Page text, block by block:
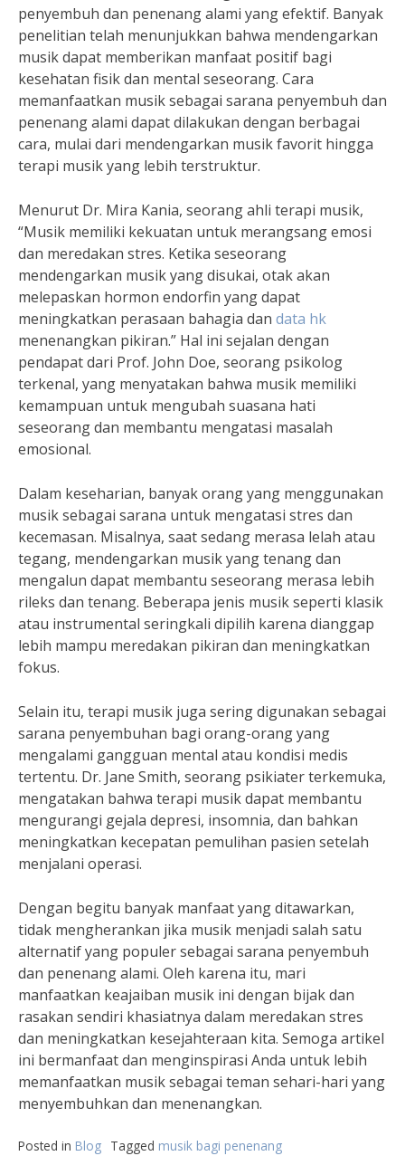
penyembuh dan penenang alami yang efektif. Banyak
penelitian telah menunjukkan bahwa mendengarkan
musik dapat memberikan manfaat positif bagi
kesehatan fisik dan mental seseorang. Cara
memanfaatkan musik sebagai sarana penyembuh dan
penenang alami dapat dilakukan dengan berbagai
cara, mulai dari mendengarkan musik favorit hingga
terapi musik yang lebih terstruktur.
Menurut Dr. Mira Kania, seorang ahli terapi musik,
“Musik memiliki kekuatan untuk merangsang emosi
dan meredakan stres. Ketika seseorang
mendengarkan musik yang disukai, otak akan
melepaskan hormon endorfin yang dapat
meningkatkan perasaan bahagia dan data hk
menenangkan pikiran.” Hal ini sejalan dengan
pendapat dari Prof. John Doe, seorang psikolog
terkenal, yang menyatakan bahwa musik memiliki
kemampuan untuk mengubah suasana hati
seseorang dan membantu mengatasi masalah
emosional.
Dalam keseharian, banyak orang yang menggunakan
musik sebagai sarana untuk mengatasi stres dan
kecemasan. Misalnya, saat sedang merasa lelah atau
tegang, mendengarkan musik yang tenang dan
mengalun dapat membantu seseorang merasa lebih
rileks dan tenang. Beberapa jenis musik seperti klasik
atau instrumental seringkali dipilih karena dianggap
lebih mampu meredakan pikiran dan meningkatkan
fokus.
Selain itu, terapi musik juga sering digunakan sebagai
sarana penyembuhan bagi orang-orang yang
mengalami gangguan mental atau kondisi medis
tertentu. Dr. Jane Smith, seorang psikiater terkemuka,
mengatakan bahwa terapi musik dapat membantu
mengurangi gejala depresi, insomnia, dan bahkan
meningkatkan kecepatan pemulihan pasien setelah
menjalani operasi.
Dengan begitu banyak manfaat yang ditawarkan,
tidak mengherankan jika musik menjadi salah satu
alternatif yang populer sebagai sarana penyembuh
dan penenang alami. Oleh karena itu, mari
manfaatkan keajaiban musik ini dengan bijak dan
rasakan sendiri khasiatnya dalam meredakan stres
dan meningkatkan kesejahteraan kita. Semoga artikel
ini bermanfaat dan menginspirasi Anda untuk lebih
memanfaatkan musik sebagai teman sehari-hari yang
menyembuhkan dan menenangkan.
Posted in Blog Tagged musik bagi penenang